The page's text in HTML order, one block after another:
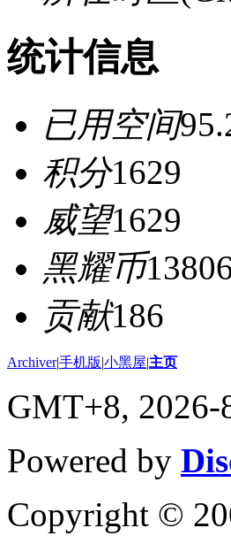
统计信息
已用空间
积分1629
威望1629
黑耀币
贡献186
Archiver|手机版|小黑屋|主页
GMT+8, 2026-
Powered by
Copyright ©